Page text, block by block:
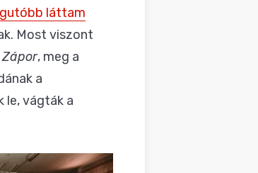
láttam
Most viszont
Zápor, meg a
a
le, vágták a